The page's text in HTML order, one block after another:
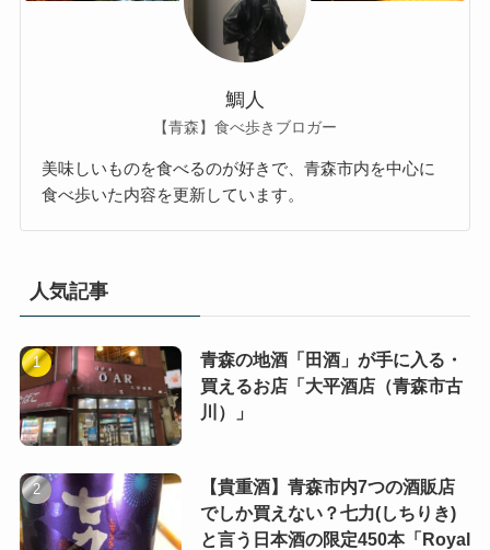
鯛人
【青森】食べ歩きブロガー
美味しいものを食べるのが好きで、青森市内を中心に
食べ歩いた内容を更新しています。
人気記事
青森の地酒「田酒」が手に入る・
買えるお店「大平酒店（青森市古
川）」
【貴重酒】青森市内7つの酒販店
でしか買えない？七力(しちりき)
と言う日本酒の限定450本「Royal